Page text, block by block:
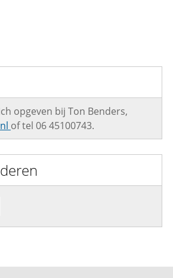
opgeven bij Ton Benders,
of tel 06 45100743.